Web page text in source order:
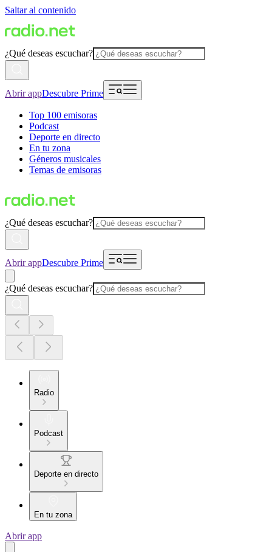
Saltar al contenido
¿Qué deseas escuchar?
Abrir appDescubre Prime
Top 100 emisoras
Podcast
Deporte en directo
En tu zona
Géneros musicales
Temas de emisoras
¿Qué deseas escuchar?
Abrir appDescubre Prime
¿Qué deseas escuchar?
Radio
Podcast
Deporte en directo
En tu zona
Abrir app